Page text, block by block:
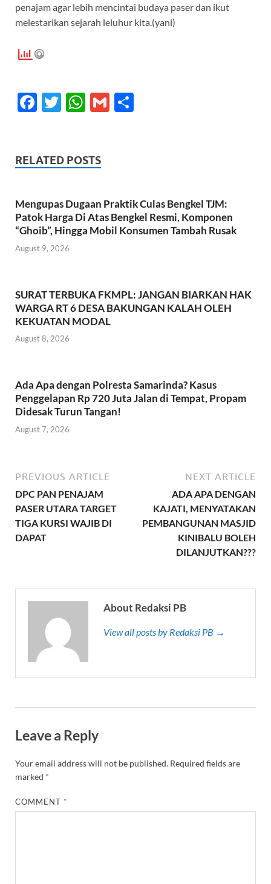
penajam agar lebih mencintai budaya paser dan ikut
melestarikan sejarah leluhur kita.(yani)
F
b
o
k
T
er
W
s
p
p
G
RELATED POSTS
Mengupas Dugaan Praktik Culas Bengkel TJM:
Patok Harga Di Atas Bengkel Resmi, Komponen
“Ghoib”, Hingga Mobil Konsumen Tambah Rusak
August 9, 2026
SURAT TERBUKA FKMPL: JANGAN BIARKAN HAK
WARGA RT 6 DESA BAKUNGAN KALAH OLEH
KEKUATAN MODAL
August 8, 2026
Ada Apa dengan Polresta Samarinda? Kasus
Penggelapan Rp 720 Juta Jalan di Tempat, Propam
Didesak Turun Tangan!
August 7, 2026
PREVIOUS ARTICLE
DPC PAN PENAJAM
PASER UTARA TARGET
TIGA KURSI WAJIB DI
DAPAT
NEXT ARTICLE
ADA APA DENGAN
KAJATI, MENYATAKAN
PEMBANGUNAN MASJID
KINIBALU BOLEH
DILANJUTKAN???
About Redaksi PB
View all posts by Redaksi PB →
Leave a Reply
Your email address will not be published. Required fields are
marked *
COMMENT*